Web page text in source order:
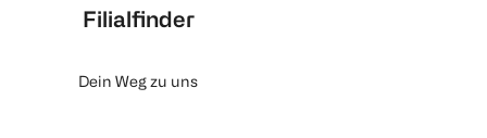
Filialfinder
Dein Weg zu uns